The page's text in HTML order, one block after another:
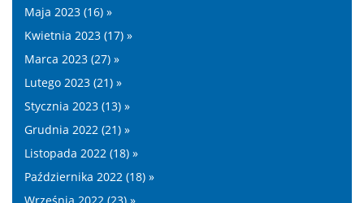
Maja 2023 (16) »
Kwietnia 2023 (17) »
Marca 2023 (27) »
Lutego 2023 (21) »
Stycznia 2023 (13) »
Grudnia 2022 (21) »
Listopada 2022 (18) »
Października 2022 (18) »